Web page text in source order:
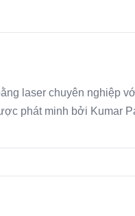
laser chuyên nghiệp
phát minh bởi Kumar